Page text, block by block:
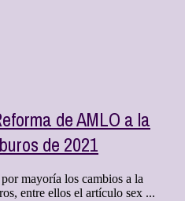
de AMLO a la
de 2021
mayoría los cambios a la
entre ellos el artículo sex ...